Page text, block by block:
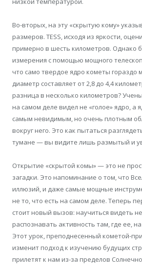
Во-вторых, на эту «скрытую кому»
размеров. TESS, исходя из яркости,
примерно в шесть километров. Однако
измерения с помощью мощного
что само твердое ядро кометы гораздо
диаметр составляет от 2,8 до 4,4
разница в несколько километров?
на самом деле видел не «голое» ядро, а
самым невидимым, но очень плотным
вокруг него. Это как пытаться
тумане — вы видите лишь размытый и
Открытие «скрытой комы» — это не
загадки. Это напоминание о том, что
иллюзий, и даже самые мощные
не то, что есть на самом деле. Теперь
стоит новый вызов: научиться видеть
распознавать активность там, где ее,
Этот урок, преподнесенный кометой-
изменит подход к изучению будущих
прилетят к нам из-за пределов